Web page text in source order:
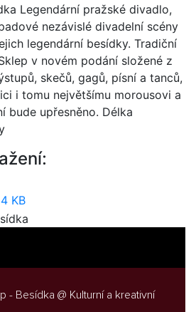
Legendární pražské divadlo,
nezávislé divadelní scény
legendární besídky. Tradiční
v novém podání složené z
skečů, gagů, písní a tanců,
i tomu největšímu morousovi a
bude upřesněno. Délka
KB